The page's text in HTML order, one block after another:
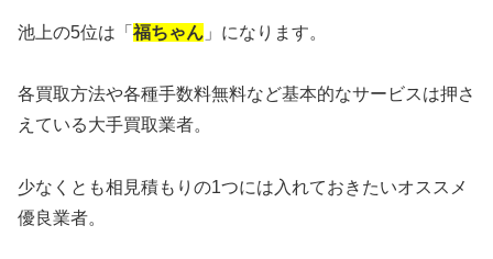
池上の5位は「 福ちゃん 」になります。
各買取方法や各種手数料無料など基本的なサービスは押さ
えている大手買取業者。
少なくとも相見積もりの1つには入れておきたいオススメ
優良業者。